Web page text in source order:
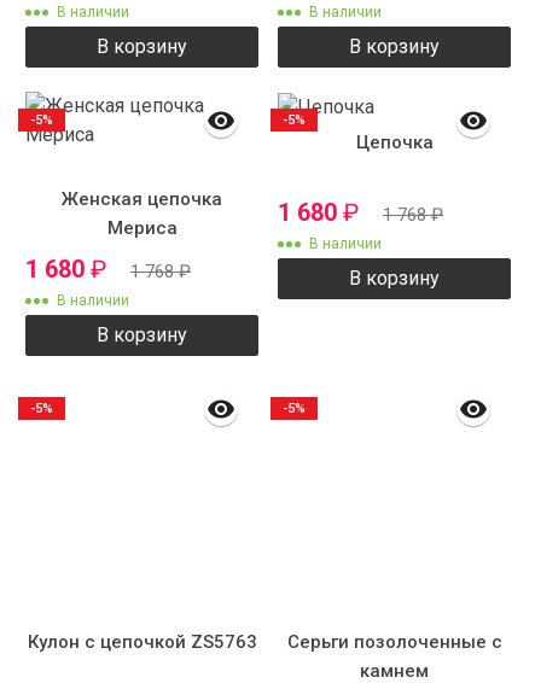
В наличии
В корзину
В наличии
В корзину
Женская цепочка
Мериса
1 680 ₽ 1 768₽
В наличии
В корзину
-5%
Цепочка
1 680 ₽ 1 768₽
В наличии
В корзину
-5%
Кулон с цепочкой ZS5763
-5%
Серьги позолоченные с
камнем
-5%